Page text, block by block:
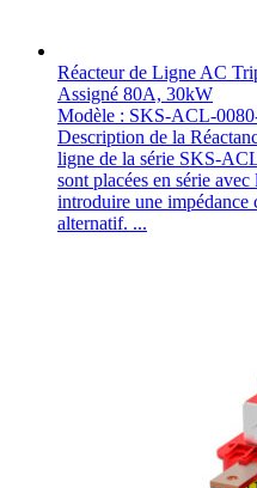
Réacteur de Ligne AC
Assigné 80A, 30kW
Modèle : SKS-ACL-
Description de la
ligne de la série SKS-
sont placées en série
introduire une impédance
alternatif. ...